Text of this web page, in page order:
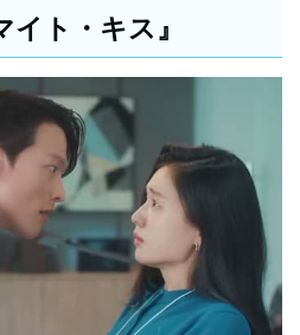
ト・キス』